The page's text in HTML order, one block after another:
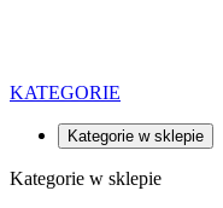
KATEGORIE
Kategorie w sklepie
Kategorie w sklepie